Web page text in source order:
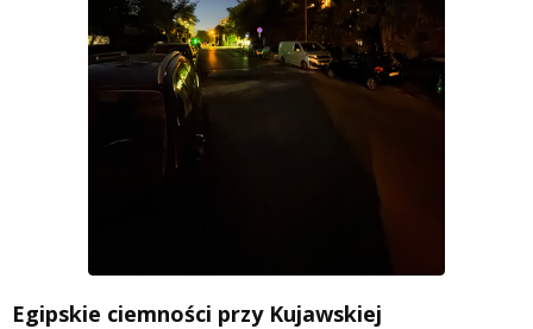
Egipskie ciemności przy Kujawskiej